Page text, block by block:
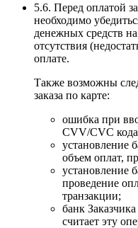
5.6. Перед оплатой
необходимо
денежных средств
отсутствия
оплате.
Также возможны
заказа по карте:
ошибка при
CVV/CVC
установление
объем оплат,
установление
проведение
транзакции;
банк
считает эту